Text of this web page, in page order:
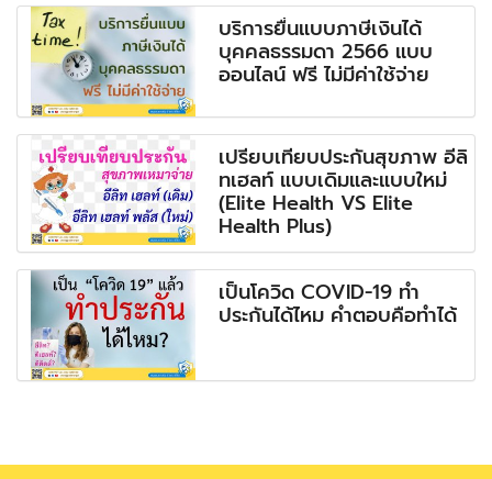
บริการยื่นแบบภาษีเงินได้
บุคคลธรรมดา 2566 แบบ
ออนไลน์ ฟรี ไม่มีค่าใช้จ่าย
เปรียบเทียบประกันสุขภาพ อีลิ
ทเฮลท์ แบบเดิมและแบบใหม่
(Elite Health VS Elite
Health Plus)
เป็นโควิด COVID-19 ทำ
ประกันได้ไหม คำตอบคือทำได้